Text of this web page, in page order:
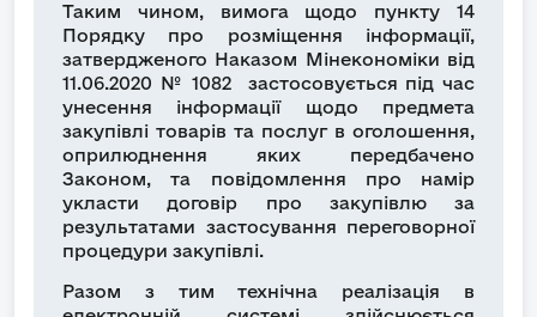
Таким чином, вимога щодо пункту 14
Порядку про розміщення інформації,
затвердженого Наказом Мінекономіки від
11.06.2020 № 1082 застосовується під час
унесення інформації щодо предмета
закупівлі товарів та послуг в оголошення,
оприлюднення яких передбачено
Законом, та повідомлення про намір
укласти договір про закупівлю за
результатами застосування переговорної
процедури закупівлі.
Разом з тим технічна реалізація в